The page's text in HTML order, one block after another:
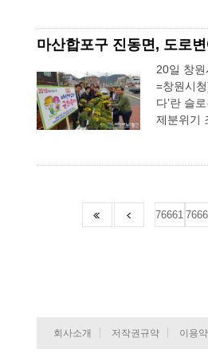
마산합포구 진동면, 도로
20일 창
=창원시
다’란 슬
제분위기
76661
회사소개 저작권규약 이용